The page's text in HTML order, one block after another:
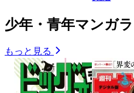
少年・青年マンガ
もっと見る